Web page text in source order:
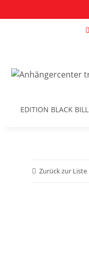
EDITION BLACK BILL
Zurück zur Liste